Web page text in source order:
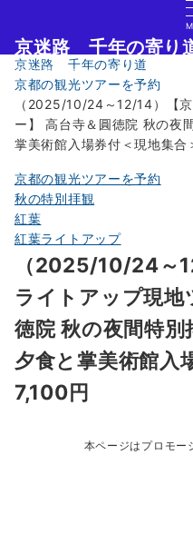
京迷路 千年の寄り
京都の観光イベント・グルメ・ショッピン
京迷路 千年の寄り道
京都の観光ツアーを予約
（2025/10/24～12/14）【
ー】 高台寺＆圓徳院 秋の夜
掌美術館入場券付＜現地集合
京都の観光ツアーを予約
秋の特別拝観
紅葉
紅葉ライトアップ
（2025/10/24～
ライトアップ現地
徳院 秋の夜間特
夕食と掌美術館入
7,100円
本ページはプロモー